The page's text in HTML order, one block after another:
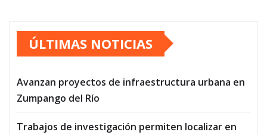
ÚLTIMAS NOTICIAS
Avanzan proyectos de infraestructura urbana en
Zumpango del Río
Trabajos de investigación permiten localizar en